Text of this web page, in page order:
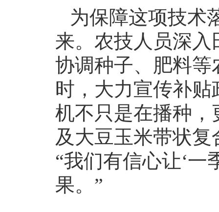
为保障这项技术
来。农技人员深
协调种子、肥料等
时，大力宣传补贴
机不只是在播种，
及大豆玉米带状
“我们有信心让‘一
果。”